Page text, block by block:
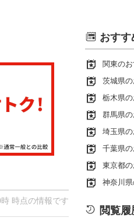
時点の情報です
おすす
関東の
茨城県
栃木県
群馬県
埼玉県
千葉県
東京都
神奈川
閲覧履